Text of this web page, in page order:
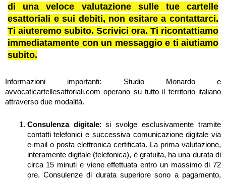
di una veloce valutazione sulle tue cartelle
esattoriali e sui debiti, non esitare a contattarci.
Ti aiuteremo subito. Scrivici ora. Ti ricontattiamo
immediatamente con un messaggio e ti aiutiamo
subito.
Informazioni importanti: Studio Monardo e
avvocaticartellesattoriali.com operano su tutto il territorio italiano
attraverso due modalità.
Consulenza digitale: si svolge esclusivamente tramite
contatti telefonici e successiva comunicazione digitale via
e-mail o posta elettronica certificata. La prima valutazione,
interamente digitale (telefonica), è gratuita, ha una durata di
circa 15 minuti e viene effettuata entro un massimo di 72
ore. Consulenze di durata superiore sono a pagamento,